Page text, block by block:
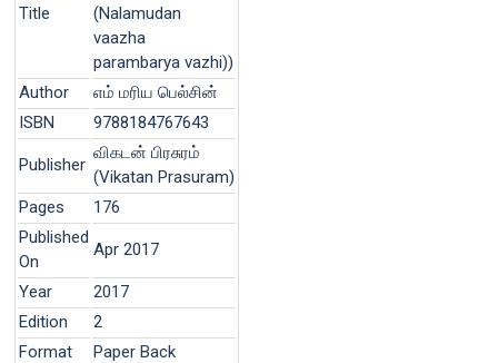
Title
(Nalamudan
vaazha
parambarya vazhi))
Author
எம் மரிய பெல்சின்
ISBN
9788184767643
Publisher
விகடன் பிரசுரம்
(Vikatan Prasuram)
Pages
176
Published
On
Apr 2017
Year
2017
Edition
2
Format
Paper Back